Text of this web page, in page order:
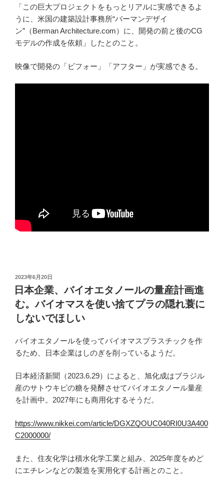
「この巨大プロジェクトをもっとリアルに実感できるよ
うに、米国の建築設計事務所“バーマンデザイ
ン”（Berman Architecture.com）に、開発の前と後のCG
モデルの作成を依頼」したとのこと。
映像で開発の「ビフォー」「アフター」が実感できる。
投
稿
日:
2023年6月20日
日本企業、バイオエタノールの量産計画進
む。バイオマスを使い捨てプラの隠れ蓑に
しないでほしい
バイオエタノールを使ってバイオマスプラスチックを作
るため、日本企業はしのぎを削っているようだ。
日本経済新聞（2023.6.29）によると、旭化成はブラジル
産のサトウキビの糖を発酵させてバイオエタノール量産
を計画中。2027年にも商用化するそうだ。
https://www.nikkei.com/article/DGXZQOUC040RI0U3A400
C2000000/
また、住友化学は積水化学工業と組み、2025年度をめど
にエチレンなどの製造を実用化する計画とのこと。